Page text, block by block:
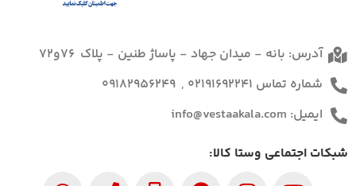
آدرس: بانه - میدان جهاد - پاساژ طنین - پلاک 76و72
شماره تماس 02191692241 , 09182956249
ایمیل: info@vestaakala.com
شبکات اجتماعی وستا کالا: